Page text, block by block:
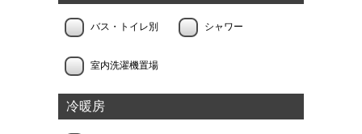
バス・トイレ別 シャワー
室内洗濯機置場
冷暖房